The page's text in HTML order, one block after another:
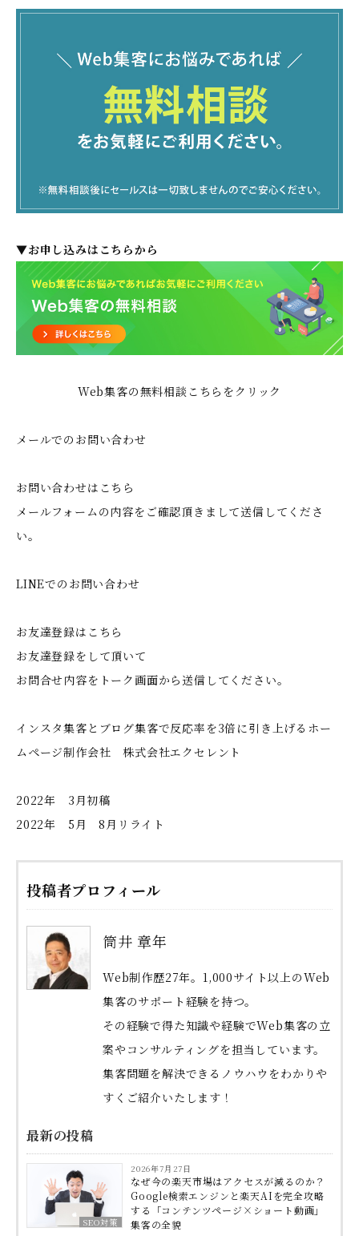
▼お申し込みはこちらから
Web集客の無料相談こちらをクリック
メールでのお問い合わせ
お問い合わせはこちら
メールフォームの内容をご確認頂きまして送信してくださ
い。
LINEでのお問い合わせ
お友達登録はこちら
お友達登録をして頂いて
お問合せ内容をトーク画面から送信してください。
インスタ集客とブログ集客で反応率を3倍に引き上げるホー
ムページ制作会社 株式会社エクセレント
2022年 3月初稿
2022年 5月 8月リライト
投稿者プロフィール
筒井 章年
Web制作歴27年。1,000サイト以上のWeb
集客のサポート経験を持つ。
その経験で得た知識や経験でWeb集客の立
案やコンサルティングを担当しています。
集客問題を解決できるノウハウをわかりや
すくご紹介いたします！
最新の投稿
SEO対策
2026年7月27日
なぜ今の楽天市場はアクセスが減るのか？
Google検索エンジンと楽天AIを完全攻略
する「コンテンツページ×ショート動画」
集客の全貌